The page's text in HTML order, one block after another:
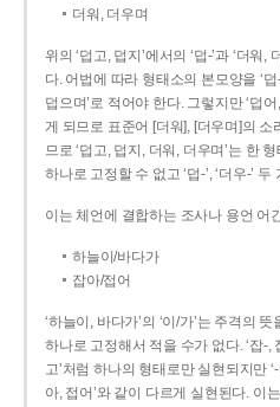
더워, 더우며
위의 ‘덥고, 덥지’에서의 ‘덥-­’과 ‘더워,
다. 어법에 따라 형태소의 본모양을 ‘
덥으며’로 적어야 한다. 그렇지만 ‘덥
게 되므로 표준어 [더워], [더우며]의
므로 ‘덥고, 덥지, 더워, 더우며’는 한
하나로 고정할 수 없고 ‘덥-’, ‘더우-’
이는 체언에 결합하는 조사나 용언 어
하늘이/바다가
잡아/접어
‘하늘이, 바다가’의 ‘이/가’는 주격의
하나로 고정해서 적을 수가 없다. ‘잡-,
고’처럼 하나의 형태로만 실현되지만
아, 접어’와 같이 다르게 실현된다. 이